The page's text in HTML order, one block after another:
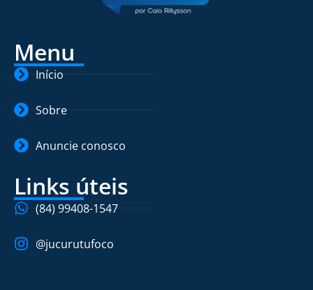
Menu
Início
Sobre
Anuncie conosco
Links úteis
(84) 99408-1547
@jucurutufoco